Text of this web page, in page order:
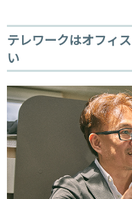
テレワークはオフィ
い